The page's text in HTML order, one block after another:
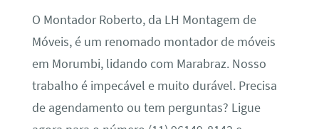
O Montador Roberto, da LH Montagem de
Móveis, é um renomado montador de móveis
em Morumbi, lidando com Marabraz. Nosso
trabalho é impecável e muito durável. Precisa
de agendamento ou tem perguntas? Ligue